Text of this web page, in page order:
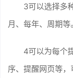
3可以选择多
月、每年、周期等。
4可以为每个
序、提醒网页等，